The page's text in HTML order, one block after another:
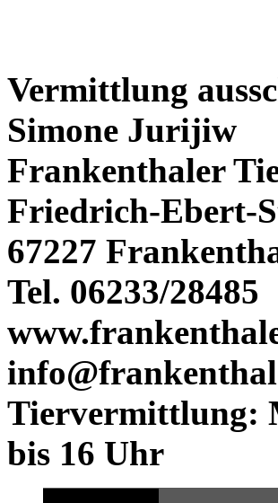
Vermittlung
Simone Jurijiw
Frankenthaler
Friedrich-Ebert-
67227
Tel. 06233/28485
Tiervermittlung:
bis 16 Uhr